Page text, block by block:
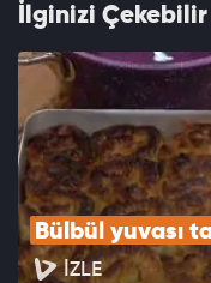
İlginizi Çekebilir
Bülbül yuvası
İZLE